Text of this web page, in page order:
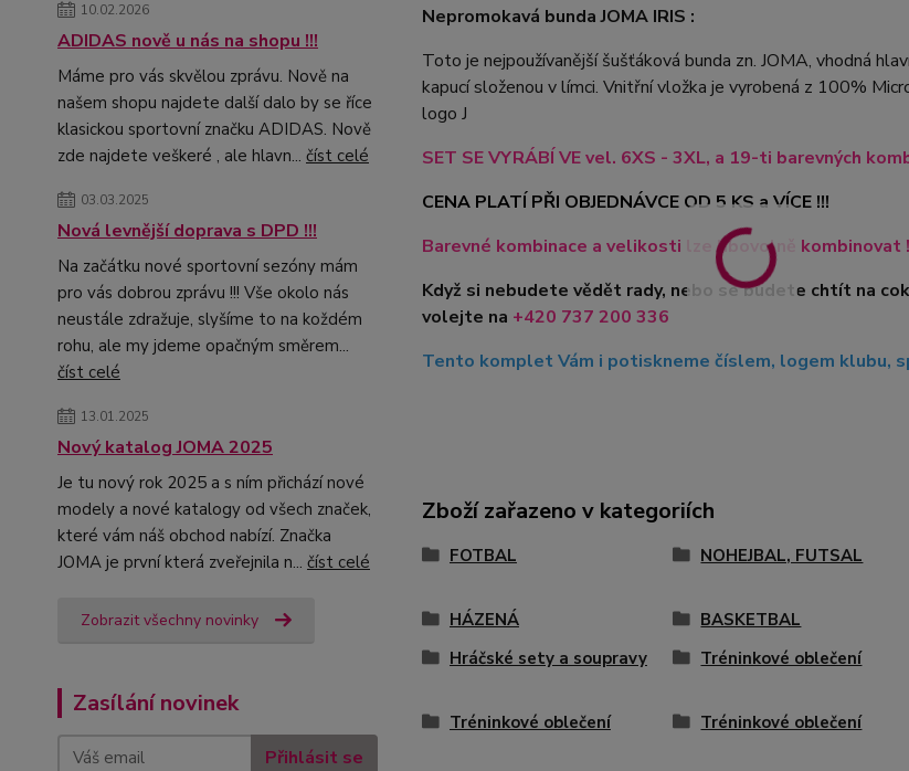
10.02.2026
ADIDAS nově u nás na shopu !!!
Máme pro vás skvělou zprávu. Nově na
našem shopu najdete další dalo by se říce
klasickou sportovní značku ADIDAS. Nově
zde najdete veškeré , ale hlavn... číst celé
03.03.2025
Nová levnější doprava s DPD !!!
Na začátku nové sportovní sezóny mám
pro vás dobrou zprávu !!! Vše okolo nás
neustále zdražuje, slyšíme to na koždém
rohu, ale my jdeme opačným směrem...
číst celé
13.01.2025
Nový katalog JOMA 2025
Je tu nový rok 2025 a s ním přichází nové
modely a nové katalogy od všech značek,
které vám náš obchod nabízí. Značka
JOMA je první která zveřejnila n... číst celé
Zobrazit všechny novinky
Zasílání novinek
Přihlásit se
Nepromokavá bunda JOMA IRIS :
Toto je nejpoužívanější šušťáková bunda zn. JOMA, vhodná
kapucí složenou v límci. Vnitřní vložka je vyrobená z 100%
logo J
SET SE VYRÁBÍ VE vel. 6XS - 3XL, a 19-ti barevných
CENA PLATÍ PŘI OBJEDNÁVCE OD 5 KS a VÍCE !!!
Barevné kombinace a velikosti lze libovolně kombinovat
Když si nebudete vědět rady, nebo se budete chtít na
volejte na +420 737 200 336
Tento komplet Vám i potiskneme číslem, logem klubu,
Zboží zařazeno v kategoriích
FOTBAL NOHEJBAL, FUTSAL
HÁZENÁ BASKETBAL
Hráčské sety a soupravy
Tréninkové oblečení
Tréninkové oblečení
Tréninkové oblečení